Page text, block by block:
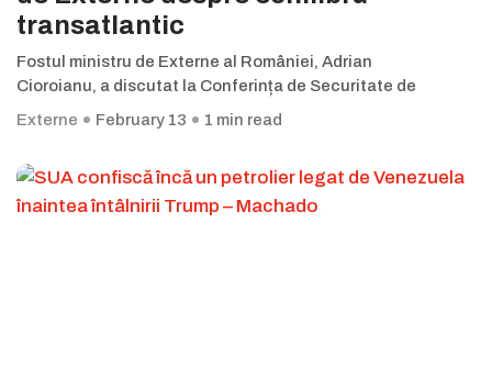
transatlantic
Fostul ministru de Externe al României, Adrian
Cioroianu, a discutat la Conferința de Securitate de
Externe
February 13 1 min read